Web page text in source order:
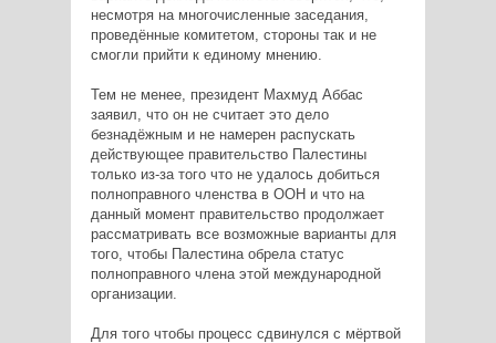
несмотря на многочисленные заседания,
проведённые комитетом, стороны так и не
смогли прийти к единому мнению.
Тем не менее, президент Махмуд Аббас
заявил, что он не считает это дело
безнадёжным и не намерен распускать
действующее правительство Палестины
только из-за того что не удалось добиться
полноправного членства в ООН и что на
данный момент правительство продолжает
рассматривать все возможные варианты для
того, чтобы Палестина обрела статус
полноправного члена этой международной
организации.
Для того чтобы процесс сдвинулся с мёртвой